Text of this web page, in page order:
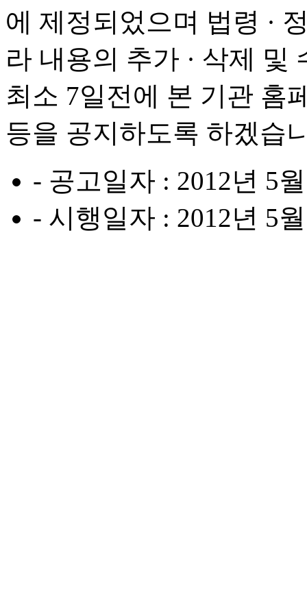
에 제정되었으며 법령 ·
라 내용의 추가 · 삭제 및
최소 7일전에 본 기관 홈
등을 공지하도록 하겠습
- 공고일자 : 2012년 5
- 시행일자 : 2012년 5